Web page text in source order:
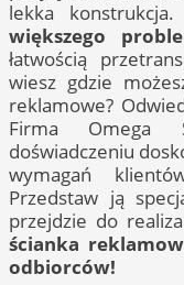
lekka
większego
łatwością
wiesz gdzie
reklamowe?
Firma Omega
doświadczeniu
wymagań
Przedstaw ją
przejdzie do
ścianka
odbiorców!